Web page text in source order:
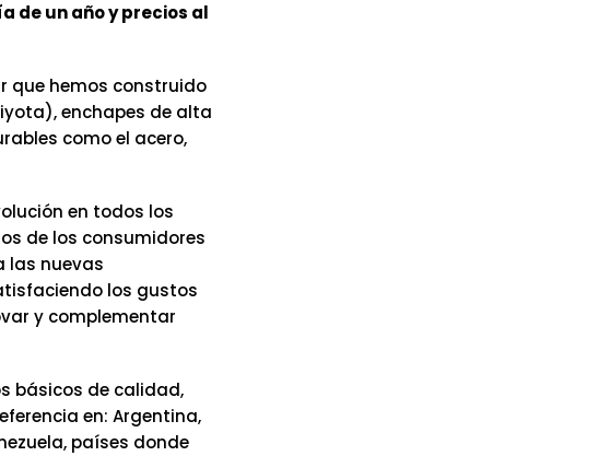
de un año y precios al
que hemos construido
enchapes de alta
como el acero,
en todos los
de los consumidores
las nuevas
los gustos
y complementar
básicos de calidad,
en: Argentina,
países donde